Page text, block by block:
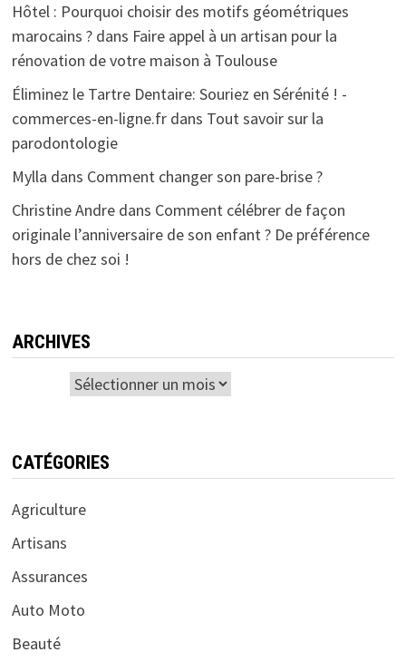
Hôtel : Pourquoi choisir des motifs géométriques
marocains ?dans Faire appel à un artisan pour la
rénovation de votre maison à Toulouse
Éliminez le Tartre Dentaire: Souriez en Sérénité ! -
commerces-en-ligne.frdans Tout savoir sur la
parodontologie
Mylla dans Comment changer son pare-brise ?
Christine Andredans Comment célébrer de façon
originale l’anniversaire de son enfant ? De préférence
hors de chez soi !
ARCHIVES
CATÉGORIES
Agriculture
Artisans
Assurances
Auto Moto
Beauté